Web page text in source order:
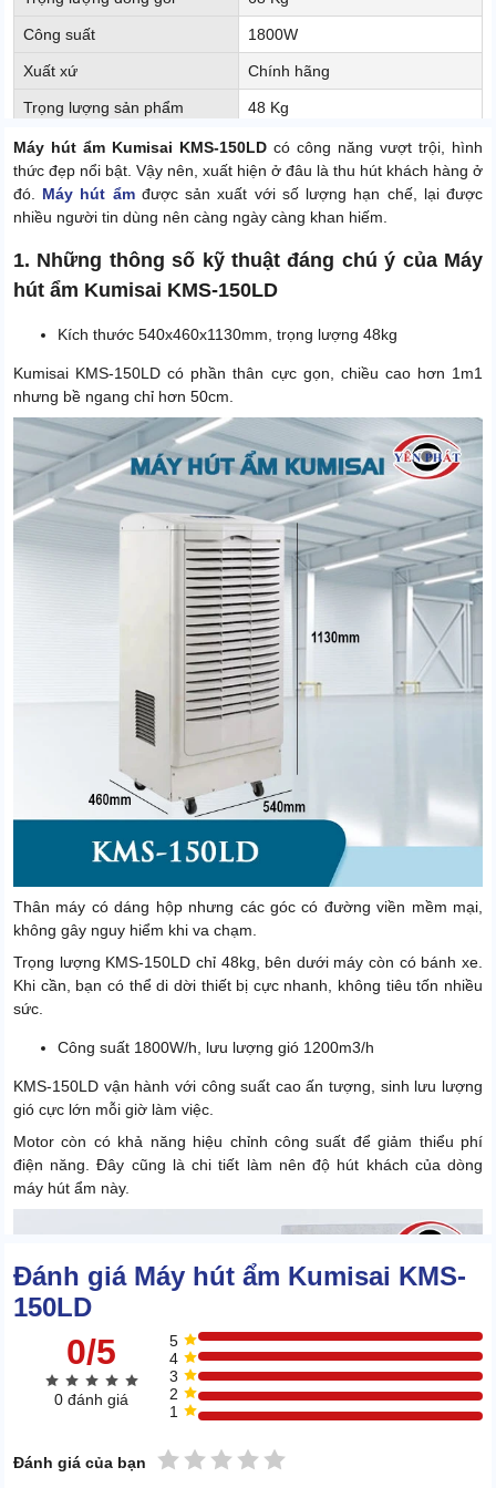
Công suất 1800W
Xuất xứ Chính hãng
Trọng lượng sản phẩm 48 Kg
Máy hút ẩm Kumisai KMS-150LD có công năng vượt trội, hình
thức đẹp nổi bật. Vậy nên, xuất hiện ở đâu là thu hút khách hàng ở
đó. Máy hút ẩmđược sản xuất với số lượng hạn chế, lại được
nhiều người tin dùng nên càng ngày càng khan hiếm.
1. Những thông số kỹ thuật đáng chú ý của Máy
hút ẩm Kumisai KMS-150LD
Kích thước 540x460x1130mm, trọng lượng 48kg
Kumisai KMS-150LD có phần thân cực gọn, chiều cao hơn 1m1
nhưng bề ngang chỉ hơn 50cm.
Thân máy có dáng hộp nhưng các góc có đường viền mềm mại,
không gây nguy hiểm khi va chạm.
Trọng lượng KMS-150LD chỉ 48kg, bên dưới máy còn có bánh xe.
Khi cần, bạn có thể di dời thiết bị cực nhanh, không tiêu tốn nhiều
sức.
Công suất 1800W/h, lưu lượng gió 1200m3/h
KMS-150LD vận hành với công suất cao ấn tượng, sinh lưu lượng
gió cực lớn mỗi giờ làm việc.
Motor còn có khả năng hiệu chỉnh công suất để giảm thiểu phí
điện năng. Đây cũng là chi tiết làm nên độ hút khách của dòng
máy hút ẩm này.
Đánh giá Máy hút ẩm Kumisai KMS-
150LD
0/5
0 đánh giá
5
4
3
2
1
Đánh giá của bạn 5 sao
4 sao
3 sao
2 sao
1 sao